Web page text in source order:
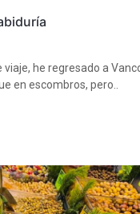
viaje, he regresado a
en escombros, pero..